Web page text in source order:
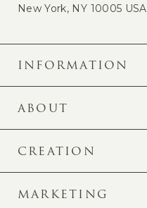
New York, NY 10005 USA
INFORMATION
ABOUT
CREATION
MARKETING